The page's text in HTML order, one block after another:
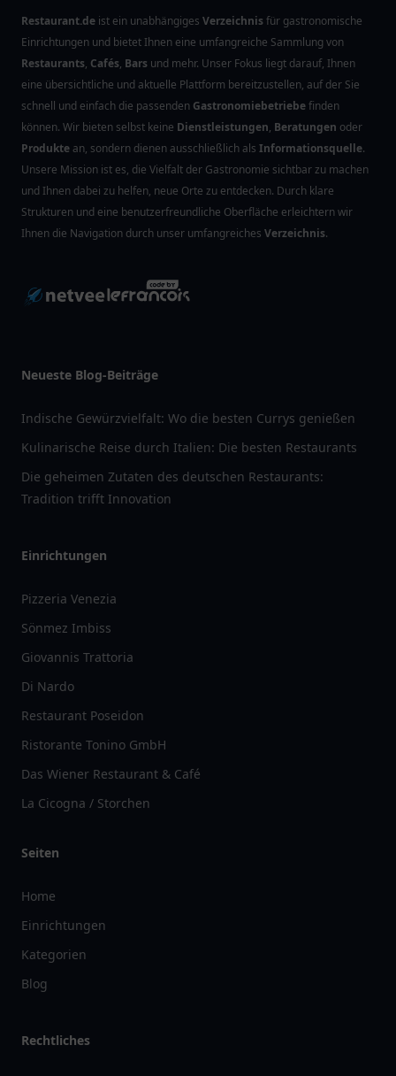
Restaurant.de ist ein unabhängiges Verzeichnisfür gastronomische
Einrichtungen und bietet Ihnen eine umfangreiche Sammlung von
Restaurants, Cafés, Bars und mehr. Unser Fokus liegt darauf, Ihnen
eine übersichtliche und aktuelle Plattform bereitzustellen, auf der Sie
schnell und einfach die passenden Gastronomiebetriebefinden
können. Wir bieten selbst keine Dienstleistungen, Beratungen oder
Produkte an, sondern dienen ausschließlich als Informationsquelle.
Unsere Mission ist es, die Vielfalt der Gastronomie sichtbar zu machen
und Ihnen dabei zu helfen, neue Orte zu entdecken. Durch klare
Strukturen und eine benutzerfreundliche Oberfläche erleichtern wir
Ihnen die Navigation durch unser umfangreiches Verzeichnis.
Neueste Blog-Beiträge
Indische Gewürzvielfalt: Wo die besten Currys genießen
Kulinarische Reise durch Italien: Die besten Restaurants
Die geheimen Zutaten des deutschen Restaurants:
Tradition trifft Innovation
Einrichtungen
Pizzeria Venezia
Sönmez Imbiss
Giovannis Trattoria
Di Nardo
Restaurant Poseidon
Ristorante Tonino GmbH
Das Wiener Restaurant & Café
La Cicogna / Storchen
Seiten
Home
Einrichtungen
Kategorien
Blog
Rechtliches